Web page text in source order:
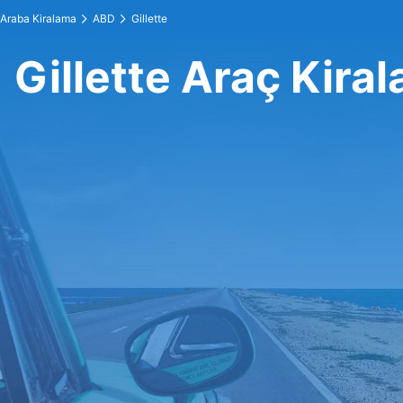
Araba Kiralama ABD Gillette
Gillette Araç